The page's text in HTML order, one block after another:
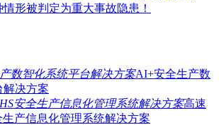
形被判定为重大事故隐患！
AI+安全生产数
解决方案
高速
生产信息化管理系统解决方案